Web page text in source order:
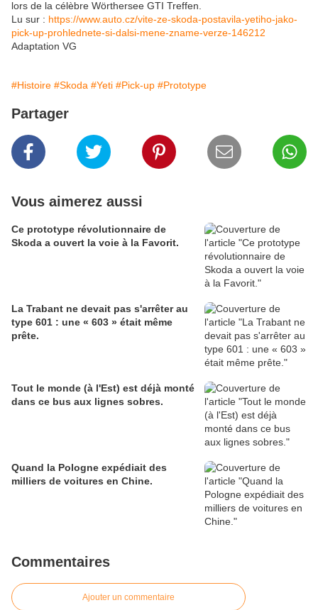
lors de la célèbre Wörthersee GTI Treffen.
Lu sur : https://www.auto.cz/vite-ze-skoda-postavila-yetiho-jako-
pick-up-prohlednete-si-dalsi-mene-zname-verze-146212
Adaptation VG
#Histoire #Skoda #Yeti #Pick-up #Prototype
Partager
Vous aimerez aussi
Ce prototype révolutionnaire de
Skoda a ouvert la voie à la Favorit.
La Trabant ne devait pas s'arrêter au
type 601 : une « 603 » était même
prête.
Tout le monde (à l'Est) est déjà monté
dans ce bus aux lignes sobres.
Quand la Pologne expédiait des
milliers de voitures en Chine.
Commentaires
Ajouter un commentaire